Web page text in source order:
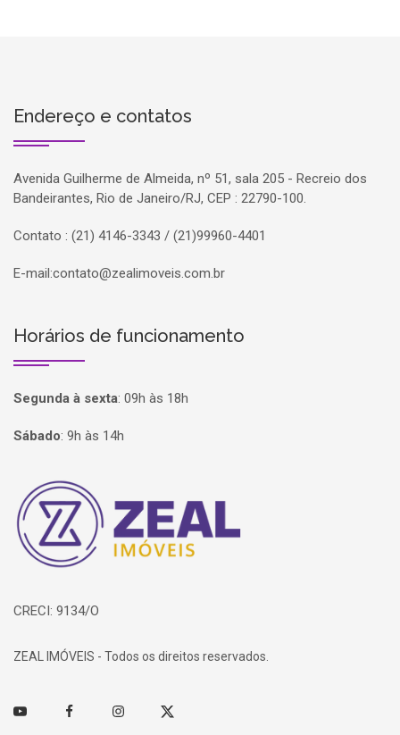
Endereço e contatos
Avenida Guilherme de Almeida, nº 51, sala 205 - Recreio dos
Bandeirantes, Rio de Janeiro/RJ, CEP : 22790-100.
Contato : (21) 4146-3343 / (21)99960-4401
E-mail:contato@zealimoveis.com.br
Horários de funcionamento
Segunda à sexta: 09h às 18h
Sábado: 9h às 14h
Página inicial
CRECI: 9134/O
ZEAL IMÓVEIS - Todos os direitos reservados.
Youtube FacebookInstagramTwitter